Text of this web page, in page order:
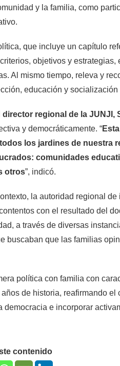
y la familia, como
que incluye un capítulo
objetivos y
Al mismo tiempo, releva y
educación y socialización
director regional de la JUNJI,
y democráticamente. “
los jardines de nuestra
comunidades
otros”, indicó.
la autoridad regional
con el resultado del
a través de diversas
buscaban que las familias
política con familia con
años de historia, reafirmando
democracia e incorporar
contenido